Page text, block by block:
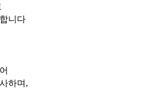
니다
하며,